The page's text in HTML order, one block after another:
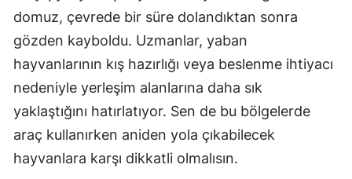
domuz, çevrede bir süre dolandıktan sonra
gözden kayboldu. Uzmanlar, yaban
hayvanlarının kış hazırlığı veya beslenme ihtiyacı
nedeniyle yerleşim alanlarına daha sık
yaklaştığını hatırlatıyor. Sen de bu bölgelerde
araç kullanırken aniden yola çıkabilecek
hayvanlara karşı dikkatli olmalısın.